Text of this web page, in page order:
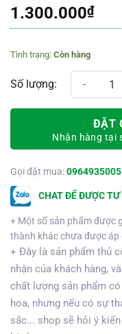
1.300.000₫
Còn hàng
Kệ hoa khai trương 559 số
ĐẶT
Nhận hàng tại
Gọi đặt mua:0964935005
CHAT ĐỂ ĐƯỢC TƯ
+ Một số sản phẩm được
thành khác chưa được áp
+ Đây là sản phẩm thủ
nhận của khách hàng,
chất lượng sản phẩm
hoa, nhưng nếu có sự
sắc... shop sẽ hỏi ý